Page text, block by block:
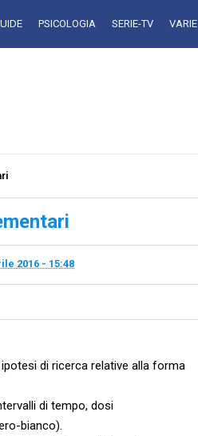
PSICOLOGIA SERIE-TV VARIE
2016 - 15:48
di ricerca relative alla forma
di tempo, dosi
bianco).